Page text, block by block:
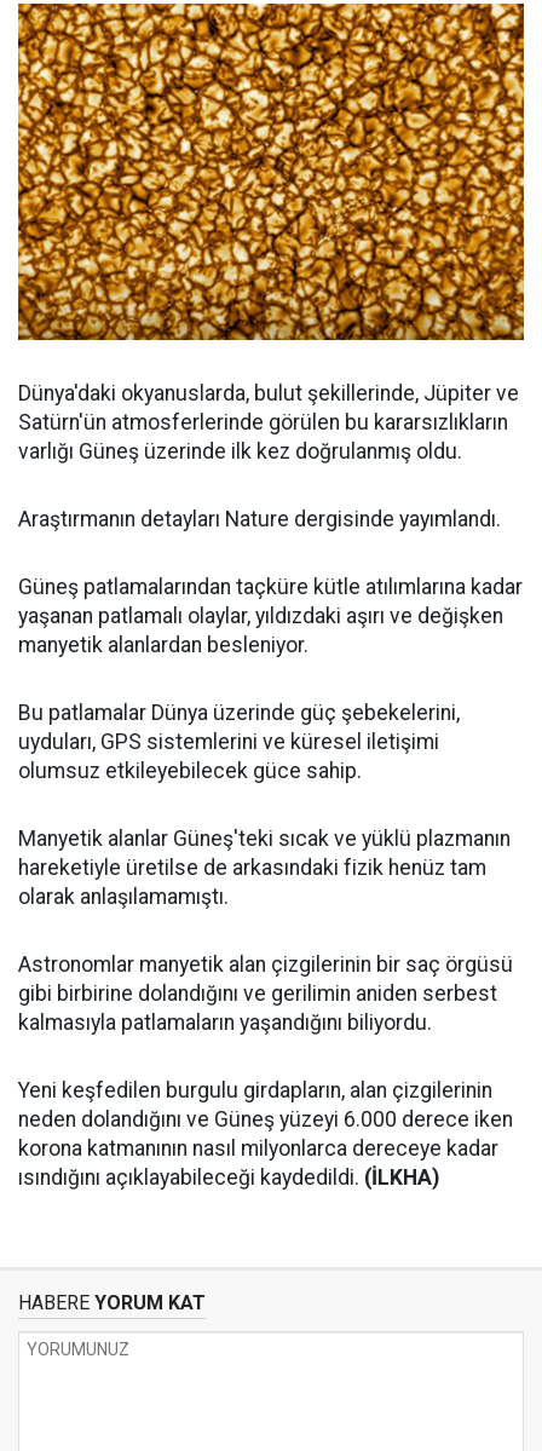
Dünya'daki okyanuslarda, bulut şekillerinde, Jüpiter ve
Satürn'ün atmosferlerinde görülen bu kararsızlıkların
varlığı Güneş üzerinde ilk kez doğrulanmış oldu.
Araştırmanın detayları Nature dergisinde yayımlandı.
Güneş patlamalarından taçküre kütle atılımlarına kadar
yaşanan patlamalı olaylar, yıldızdaki aşırı ve değişken
manyetik alanlardan besleniyor.
Bu patlamalar Dünya üzerinde güç şebekelerini,
uyduları, GPS sistemlerini ve küresel iletişimi
olumsuz etkileyebilecek güce sahip.
Manyetik alanlar Güneş'teki sıcak ve yüklü plazmanın
hareketiyle üretilse de arkasındaki fizik henüz tam
olarak anlaşılamamıştı.
Astronomlar manyetik alan çizgilerinin bir saç örgüsü
gibi birbirine dolandığını ve gerilimin aniden serbest
kalmasıyla patlamaların yaşandığını biliyordu.
Yeni keşfedilen burgulu girdapların, alan çizgilerinin
neden dolandığını ve Güneş yüzeyi 6.000 derece iken
korona katmanının nasıl milyonlarca dereceye kadar
ısındığını açıklayabileceği kaydedildi. (İLKHA)
HABERE YORUM KAT